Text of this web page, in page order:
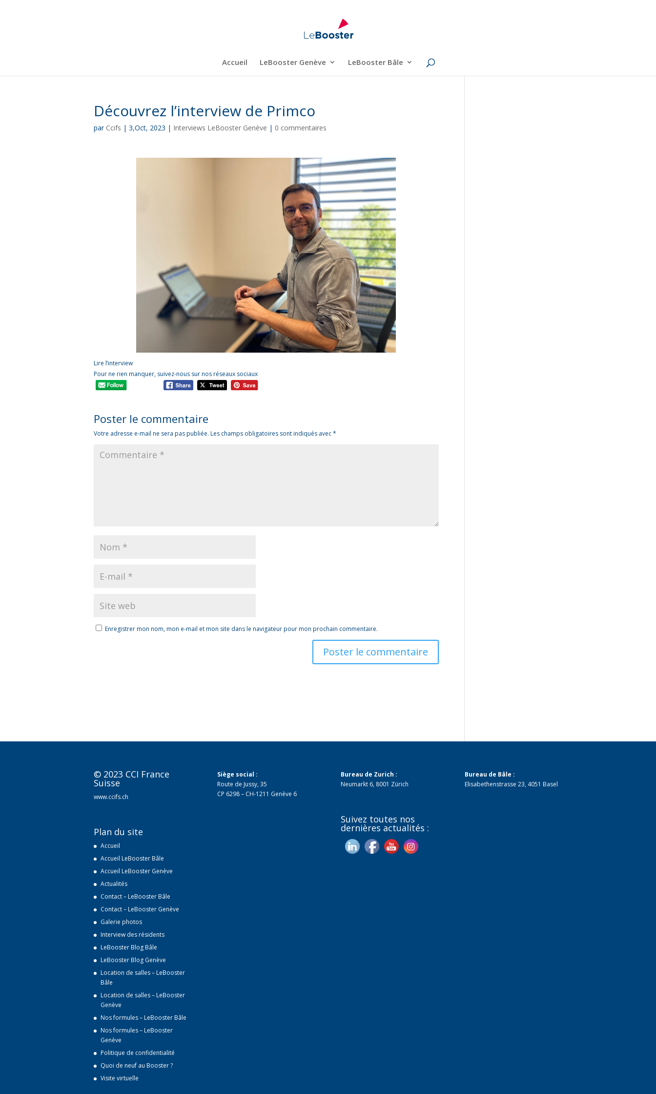
Accueil LeBooster Genève LeBooster Bâle
Découvrez l’interview de Primco
par Ccifs | 3,Oct, 2023 | Interviews LeBooster Genève | 0 commentaires
Lire l’interview
Pour ne rien manquer, suivez-nous sur nos réseaux sociaux
Poster le commentaire
Votre adresse e-mail ne sera pas publiée. Les champs obligatoires sont indiqués avec*
Enregistrer mon nom, mon e-mail et mon site dans le navigateur pour mon prochain commentaire.
:© 2023 CCI France
Suisse
www.ccifs.ch
Plan du site
Accueil
Accueil LeBooster Bâle
Accueil LeBooster Genève
Actualités
Contact – LeBooster Bâle
Contact – LeBooster Genève
Galerie photos
Interview des résidents
LeBooster Blog Bâle
LeBooster Blog Genève
Location de salles – LeBooster
Bâle
Location de salles – LeBooster
Genève
Nos formules – LeBooster Bâle
Nos formules – LeBooster
Genève
Politique de confidentialité
Quoi de neuf au Booster ?
Visite virtuelle
Siège social :
Route de Jussy, 35
CP 6298 – CH-1211 Genève 6
Bureau de Zurich :
Neumarkt 6, 8001 Zürich
Suivez toutes nos
dernières actualités :
Bureau de Bâle :
Elisabethenstrasse 23, 4051 Basel